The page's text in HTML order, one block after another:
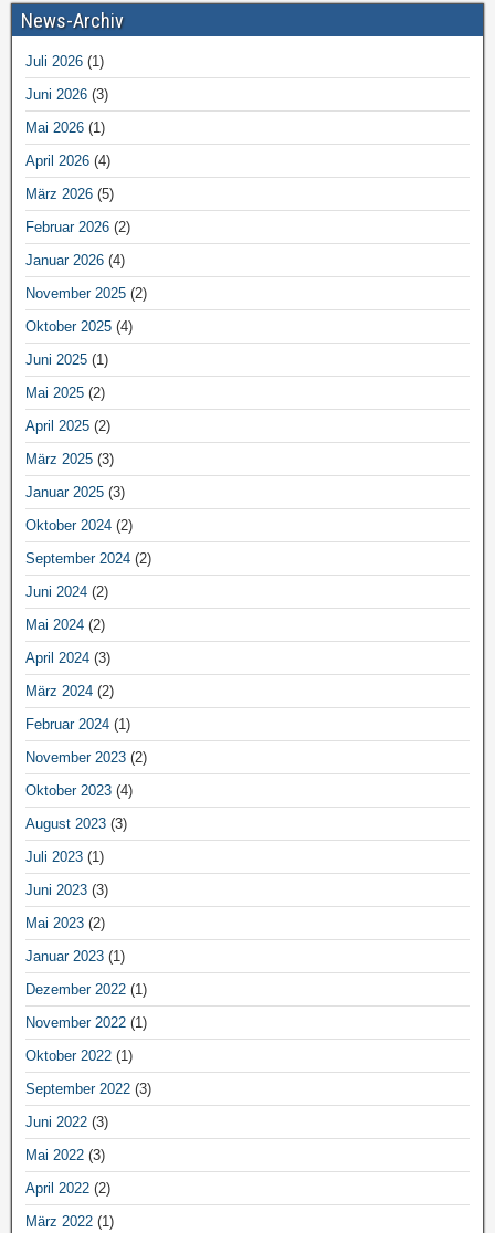
News-Archiv
Juli 2026 (1)
Juni 2026 (3)
Mai 2026 (1)
April 2026 (4)
März 2026 (5)
Februar 2026 (2)
Januar 2026 (4)
November 2025 (2)
Oktober 2025 (4)
Juni 2025 (1)
Mai 2025 (2)
April 2025 (2)
März 2025 (3)
Januar 2025 (3)
Oktober 2024 (2)
September 2024 (2)
Juni 2024 (2)
Mai 2024 (2)
April 2024 (3)
März 2024 (2)
Februar 2024 (1)
November 2023 (2)
Oktober 2023 (4)
August 2023 (3)
Juli 2023 (1)
Juni 2023 (3)
Mai 2023 (2)
Januar 2023 (1)
Dezember 2022 (1)
November 2022 (1)
Oktober 2022 (1)
September 2022 (3)
Juni 2022 (3)
Mai 2022 (3)
April 2022 (2)
März 2022 (1)